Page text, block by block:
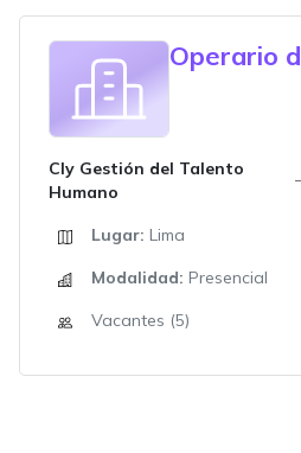
Operario
Cly Gestión del Talento
Humano
Lugar: Lima
Modalidad: Presencial
Vacantes (5)